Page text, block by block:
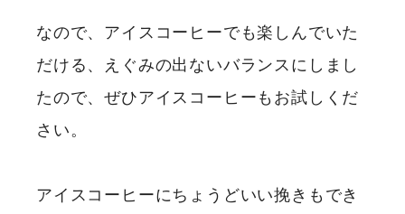
なので、アイスコーヒーでも楽しんでいた
だける、えぐみの出ないバランスにしまし
たので、ぜひアイスコーヒーもお試しくだ
さい。
アイスコーヒーにちょうどいい挽きもでき